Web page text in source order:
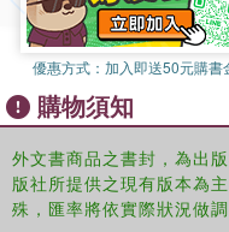
優惠方式： 加入即送50元購書
購物須知
外文書商品之書封，為出
版社所提供之現有版本為
殊，匯率將依實際狀況做調